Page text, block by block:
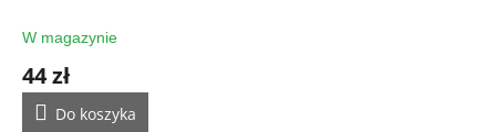
W magazynie
44 zł
Do koszyka